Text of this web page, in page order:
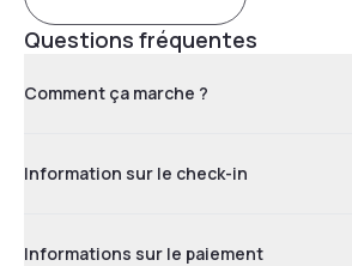
Questions fréquentes
Comment ça marche ?
Information sur le check-in
Informations sur le paiement